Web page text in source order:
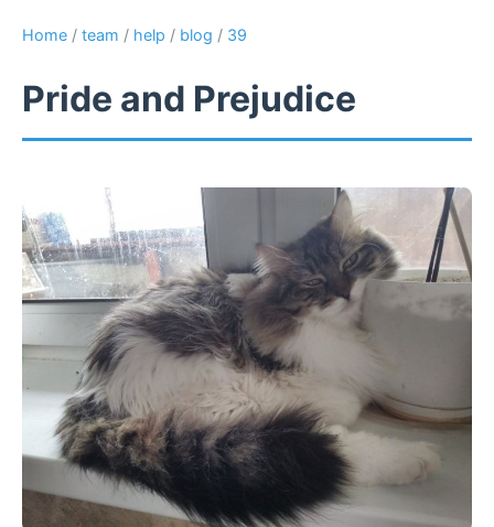
Home / team / help / blog / 39
Pride and Prejudice